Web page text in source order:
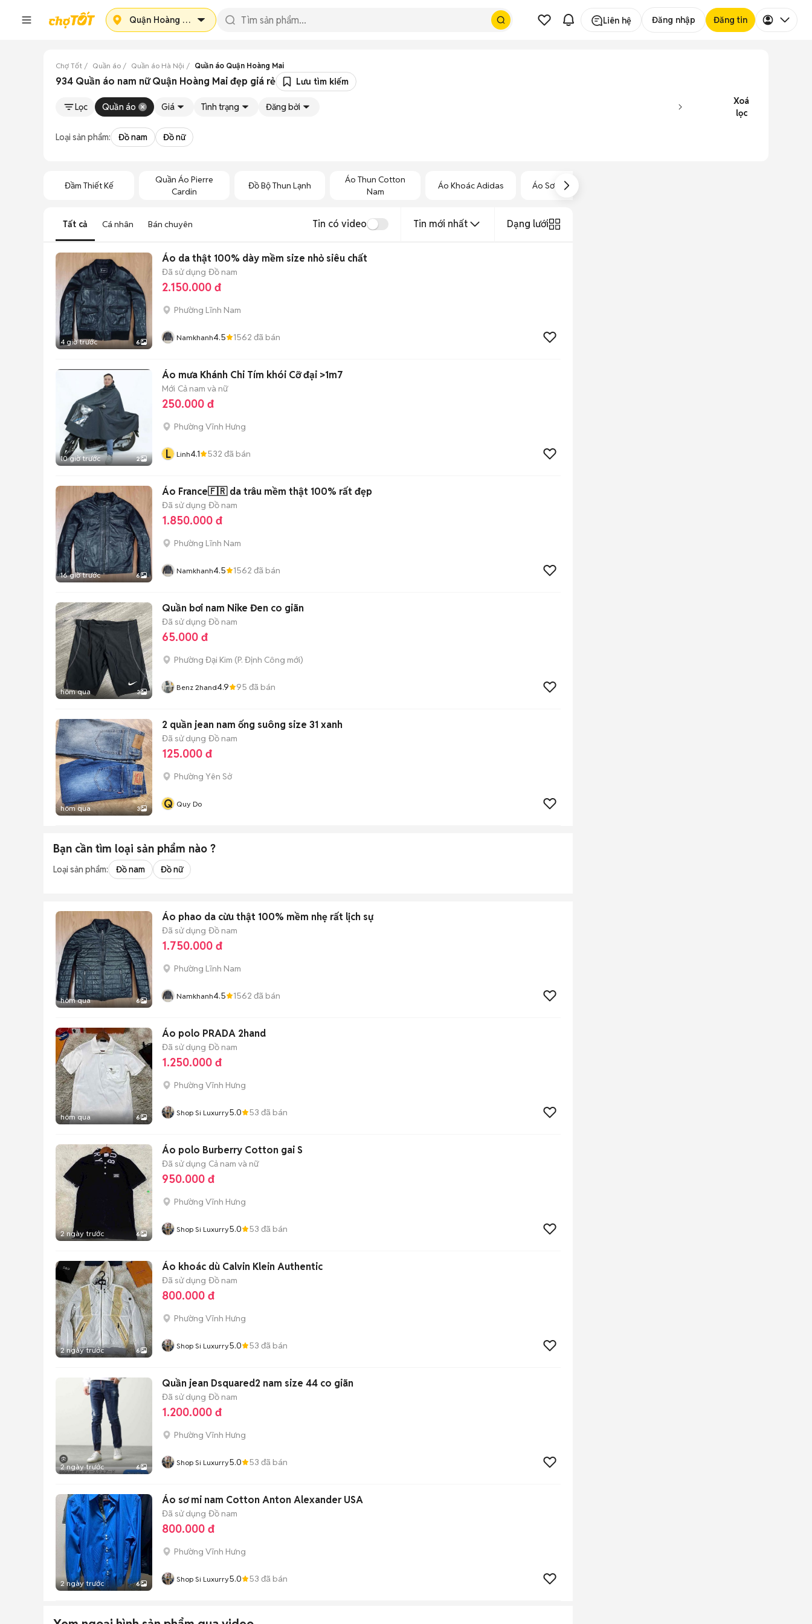
Quận Hoàng Mai Liên hệ Đăng nhập Đăng tin
Chợ Tốt Quần áo Quần áo Hà Nội Quần áo Quận Hoàng Mai
934 Quần áo nam nữ Quận Hoàng Mai đẹp giá rẻ Lưu tìm kiếm
Lọc Quần áo Giá Tình trạng Đăng bởi
Xoá
lọc
Loại sản phẩm: Đồ nam Đồ nữ
Đầm Thiết Kế
Quần Áo Pierre
Cardin
Đồ Bộ Thun Lạnh
Áo Thun Cotton
Nam
Áo Khoác Adidas Áo Sơ Mi Việt Tiến
Tất cả Cá nhân Bán chuyên Tin có video Tin mới nhất Dạng lưới
4 giờ trước 6
Áo da thật 100% dày mềm size nhỏ siêu chất
Đã sử dụng Đồ nam
2.150.000 đ
Phường Lĩnh Nam
Namkhanh4.5 1562 đã bán
10 giờ trước 2
Áo mưa Khánh Chi Tím khói Cỡ đại >1m7
Mới Cả nam và nữ
250.000 đ
Phường Vĩnh Hưng
L Linh4.1 532 đã bán
16 giờ trước 6
Áo France🇫🇷 da trâu mềm thật 100% rất đẹp
Đã sử dụng Đồ nam
1.850.000 đ
Phường Lĩnh Nam
Namkhanh4.5 1562 đã bán
hôm qua 3
Quần bơi nam Nike Đen co giãn
Đã sử dụng Đồ nam
65.000 đ
Phường Đại Kim (P. Định Công mới)
Benz 2hand4.9 95 đã bán
hôm qua 3
2 quần jean nam ống suông size 31 xanh
Đã sử dụng Đồ nam
125.000 đ
Phường Yên Sở
Q Quy Do
Bạn cần tìm loại sản phẩm nào ?
Loại sản phẩm: Đồ nam Đồ nữ
hôm qua 6
Áo phao da cừu thật 100% mềm nhẹ rất lịch sự
Đã sử dụng Đồ nam
1.750.000 đ
Phường Lĩnh Nam
Namkhanh4.5 1562 đã bán
hôm qua 6
Áo polo PRADA 2hand
Đã sử dụng Đồ nam
1.250.000 đ
Phường Vĩnh Hưng
Shop Si Luxurry5.0 53 đã bán
2 ngày trước 6
Áo polo Burberry Cotton gai S
Đã sử dụng Cả nam và nữ
950.000 đ
Phường Vĩnh Hưng
Shop Si Luxurry5.0 53 đã bán
2 ngày trước 6
Áo khoác dù Calvin Klein Authentic
Đã sử dụng Đồ nam
800.000 đ
Phường Vĩnh Hưng
Shop Si Luxurry5.0 53 đã bán
2 ngày trước 6
Quần jean Dsquared2 nam size 44 co giãn
Đã sử dụng Đồ nam
1.200.000 đ
Phường Vĩnh Hưng
Shop Si Luxurry5.0 53 đã bán
2 ngày trước 6
Áo sơ mi nam Cotton Anton Alexander USA
Đã sử dụng Đồ nam
800.000 đ
Phường Vĩnh Hưng
Shop Si Luxurry5.0 53 đã bán